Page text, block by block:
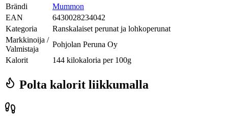
Brändi
Mummon
EAN
6430028234042
Kategoria
Ranskalaiset perunat ja lohkoperunat
Markkinoija /
Valmistaja
Pohjolan Peruna Oy
Kalorit
144 kilokaloria per 100g
Polta kalorit liikkumalla